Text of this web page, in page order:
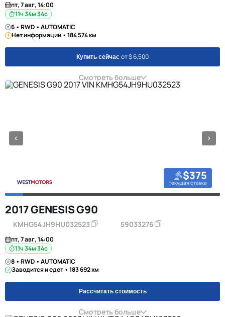
пт, 7 авг, 14:00
11ч 34м 34с
6 • RWD • AUTOMATIC
Нет информации • 184 574 км
Купить сейчас от $ 6,500
Смотреть больше
$375
текущая ставка
2017 GENESIS G90
KMHG54JH9HU032523 59033276
пт, 7 авг, 14:00
11ч 34м 34с
8 • RWD • AUTOMATIC
Заводится и едет • 183 692 км
Рассчитать стоимость
Смотреть больше